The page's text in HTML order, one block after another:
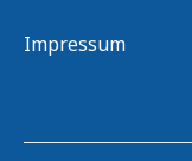
Impressum